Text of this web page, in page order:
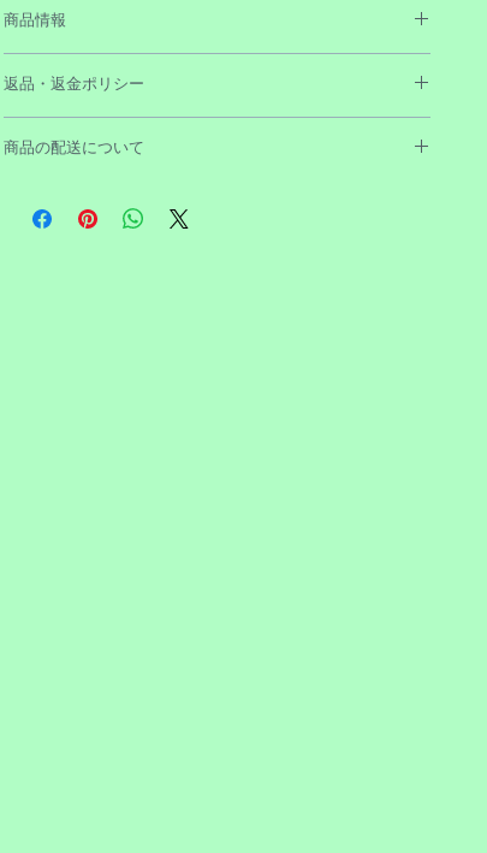
商品情報
サイズ ：AKK80/13 - 約直径13cm x 高さ1.5cm
AKK80/15 - 約直径15cm x 高さ2cm
重 量 ：AKK80/13 - 約113g
げ）
返品・返金ポリシー
が、商品の不具合等があった場合にはご相談下さいま
商品の配送について
税込み10,000円以上お買い上げで送料無料